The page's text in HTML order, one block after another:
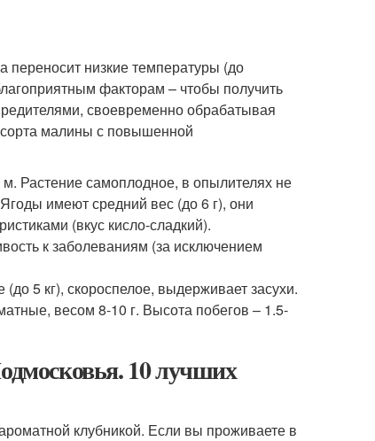
низкие температуры (до
факторам – чтобы получить
своевременно обрабатывая
малины с повышенной
Растение самоплодное, в опылителях не
имеют средний вес (до 6 г), они
(вкус кисло-сладкий).
к заболеваниям (за исключением
5 кг), скороспелое, выдерживает засухи.
весом 8-10 г. Высота побегов – 1.5-
10 лучших
клубникой. Если вы проживаете в